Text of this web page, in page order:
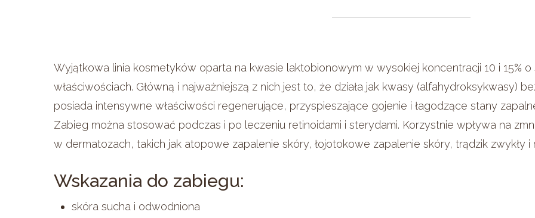
Wciśnij Enter, aby wyszukać lub Escape, aby anulować
Wyjątkowa linia kosmetyków oparta na kwasie laktobionowym w wysokiej koncentracji 10 i 15%
właściwościach. Główną i najważniejszą z nich jest to, że działa jak kwasy (alfahydroksykwasy)
posiada intensywne właściwości regenerujące, przyspieszające gojenie i łagodzące stany
Zabieg można stosować podczas i po leczeniu retinoidami i sterydami. Korzystnie wpływa na
w dermatozach, takich jak atopowe zapalenie skóry, łojotokowe zapalenie skóry, trądzik zwykły i
Wskazania do zabiegu:
skóra sucha i odwodniona